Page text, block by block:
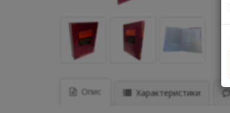
Опис Характеристики